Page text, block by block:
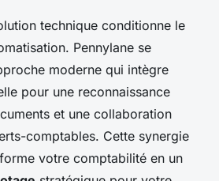
technique conditionne le
Pennylane se
moderne qui intègre
pour une reconnaissance
et une collaboration
comptables. Cette synergie
votre comptabilité en un